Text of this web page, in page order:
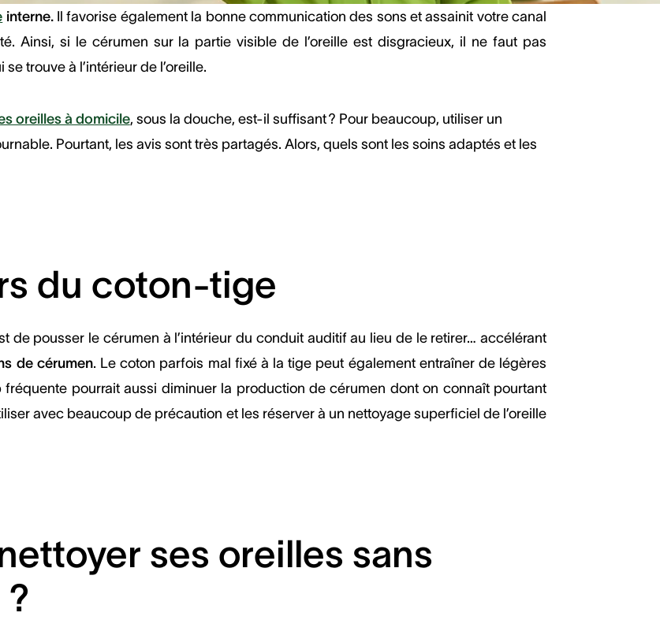
interne.Il favorise également la bonne communication des sons et assainit votre canal
Ainsi, si le cérumen sur la partie visible de l’oreille est disgracieux, il ne faut pas
trouve à l’intérieur de l’oreille.
oreilles à domicile, sous la douche, est-il suffisant ? Pour beaucoup, utiliser un
Pourtant, les avis sont très partagés. Alors, quels sont les soins adaptés et les
du coton-tige
de pousser le cérumen à l’intérieur du conduit auditif au lieu de le retirer… accélérant
de cérumen. Le coton parfois mal fixé à la tige peut également entraîner de légères
fréquente pourrait aussi diminuer la production de cérumen dont on connaît pourtant
avec beaucoup de précaution et les réserver à un nettoyage superficiel de l’oreille
ses oreilles sans